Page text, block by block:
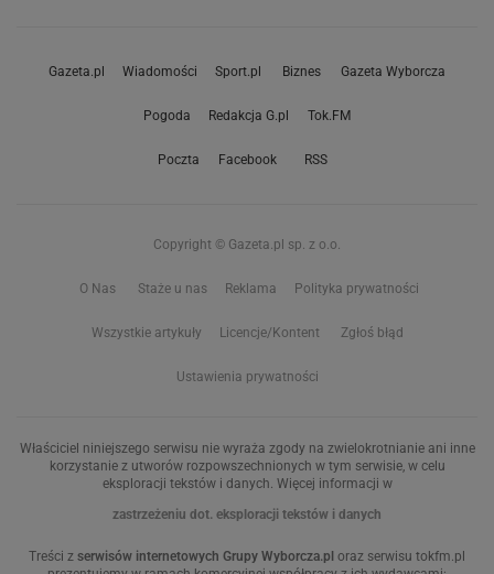
Gazeta.pl Wiadomości Sport.pl Biznes Gazeta Wyborcza
Pogoda Redakcja G.pl Tok.FM
Poczta Facebook RSS
Copyright © Gazeta.pl sp. z o.o.
O Nas Staże u nas Reklama Polityka prywatności
Wszystkie artykuły Licencje/Kontent Zgłoś błąd
Ustawienia prywatności
Właściciel niniejszego serwisu nie wyraża zgody na zwielokrotnianie ani inne
korzystanie z utworów rozpowszechnionych w tym serwisie, w celu
eksploracji tekstów i danych. Więcej informacji w
zastrzeżeniu dot. eksploracji tekstów i danych
Treści z serwisów internetowych Grupy Wyborcza.pl oraz serwisu tokfm.pl